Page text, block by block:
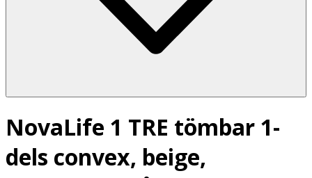
NovaLife 1 TRE tömbar 1-
dels convex, beige,